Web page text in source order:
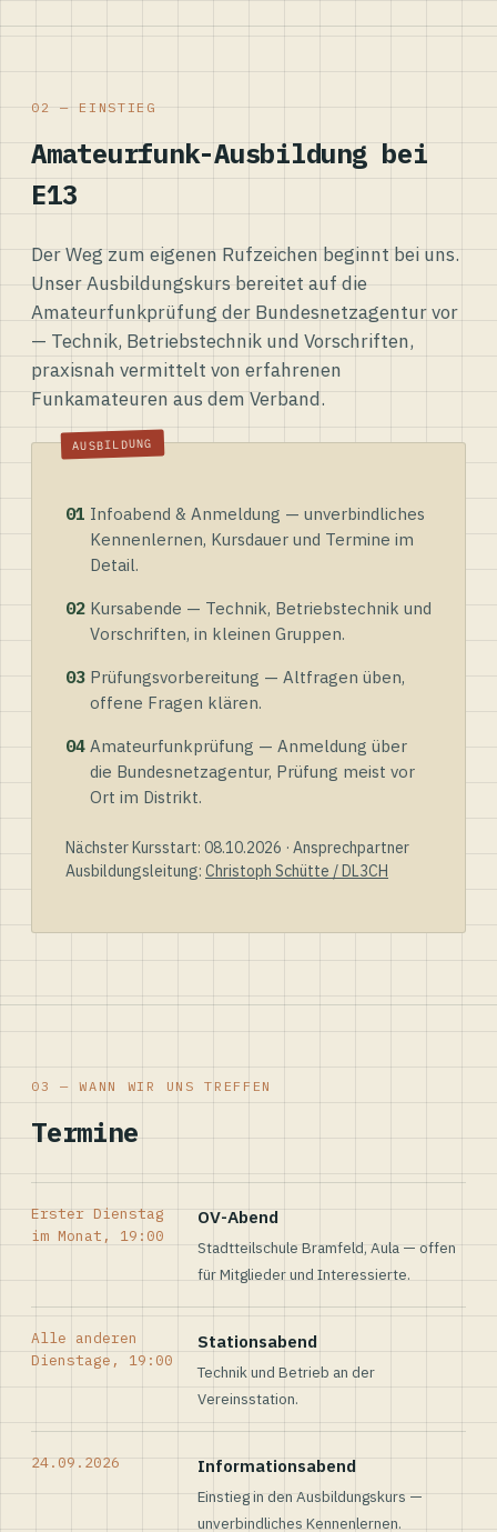
02 — EINSTIEG
Amateurfunk-Ausbildung bei
E13
Der Weg zum eigenen Rufzeichen beginnt bei uns.
Unser Ausbildungskurs bereitet auf die
Amateurfunkprüfung der Bundesnetzagentur vor
— Technik, Betriebstechnik und Vorschriften,
praxisnah vermittelt von erfahrenen
Funkamateuren aus dem Verband.
01 Infoabend & Anmeldung — unverbindliches
Kennenlernen, Kursdauer und Termine im
Detail.
02 Kursabende — Technik, Betriebstechnik und
Vorschriften, in kleinen Gruppen.
03 Prüfungsvorbereitung — Altfragen üben,
offene Fragen klären.
04 Amateurfunkprüfung — Anmeldung über
die Bundesnetzagentur, Prüfung meist vor
Ort im Distrikt.
Nächster Kursstart: 08.10.2026 · Ansprechpartner
Ausbildungsleitung: Christoph Schütte / DL3CH
03 — WANN WIR UNS TREFFEN
Termine
Erster Dienstag
im Monat, 19:00
OV-Abend
Stadtteilschule Bramfeld, Aula — offen
für Mitglieder und Interessierte.
Alle anderen
Dienstage, 19:00
Stationsabend
Technik und Betrieb an der
Vereinsstation.
24.09.2026 Informationsabend
Einstieg in den Ausbildungskurs —
unverbindliches Kennenlernen.